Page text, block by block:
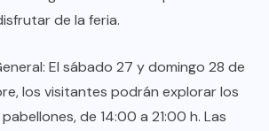
de la feria.
El sábado 27 y domingo 28 de
los visitantes podrán explorar los
de 14:00 a 21:00 h. Las